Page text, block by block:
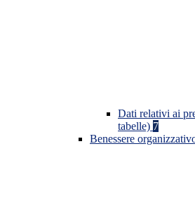
Dati relativi ai
tabelle) 7
Benessere